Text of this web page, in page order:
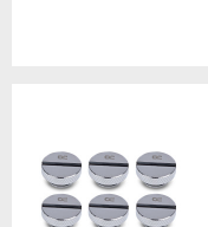
Mâle / Mâle
Filetage